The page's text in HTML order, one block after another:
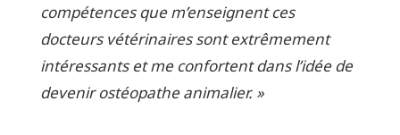
compétences que m’enseignent ces
docteurs vétérinaires sont extrêmement
intéressants et me confortent dans l’idée de
devenir ostéopathe animalier. »